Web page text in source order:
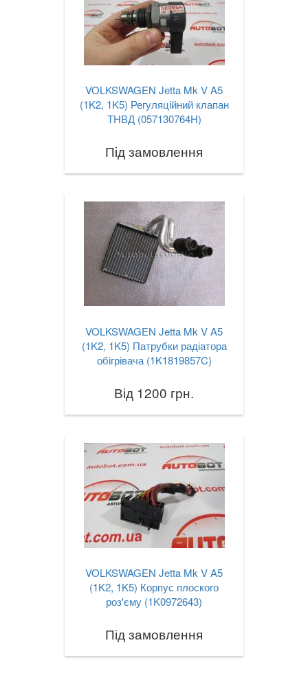
VOLKSWAGEN Jetta Mk V A5
(1K2, 1K5) Регуляційний клапан
ТНВД (057130764H)
Під замовлення
VOLKSWAGEN Jetta Mk V A5
(1K2, 1K5) Патрубки радіатора
обігрівача (1K1819857C)
Від 1200 грн.
VOLKSWAGEN Jetta Mk V A5
(1K2, 1K5) Корпус плоского
роз'єму (1K0972643)
Під замовлення